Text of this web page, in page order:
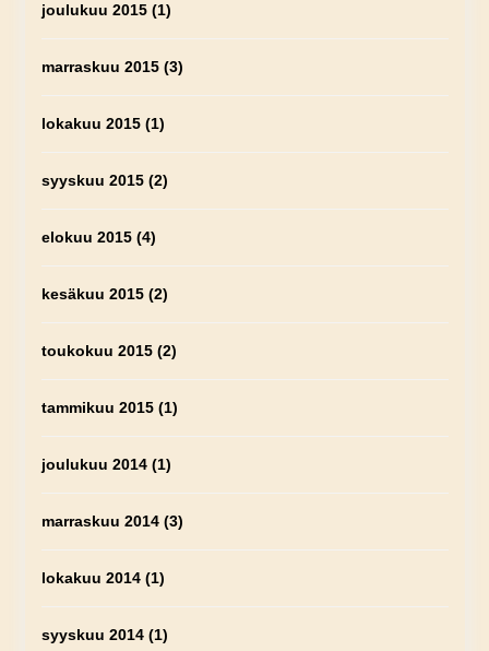
joulukuu 2015(1)
marraskuu 2015(3)
lokakuu 2015(1)
syyskuu 2015(2)
elokuu 2015(4)
kesäkuu 2015(2)
toukokuu 2015(2)
tammikuu 2015(1)
joulukuu 2014(1)
marraskuu 2014(3)
lokakuu 2014(1)
syyskuu 2014(1)